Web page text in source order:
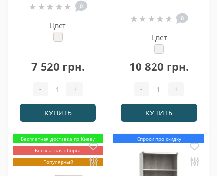
0
Цвет
7 520 грн.
- +
КУПИТЬ
0
Цвет
10 820 грн.
- +
КУПИТЬ
Бесплатная доставка по Киеву
Бесплатная сборка
Популярный
Спроси про скидку